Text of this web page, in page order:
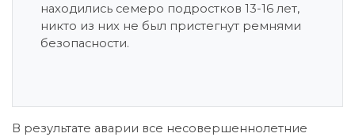
находились семеро подростков 13-16 лет,
никто из них не был пристегнут ремнями
безопасности.
В результате аварии все несовершеннолетние